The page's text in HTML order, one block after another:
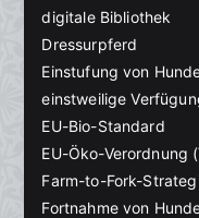
digitale Bibliothek
Dressurpferd
Einstufung von
einstweilige
EU-Bio-Standard
EU-Öko-Verordnung
Farm-to-Fork-
Fortnahme von